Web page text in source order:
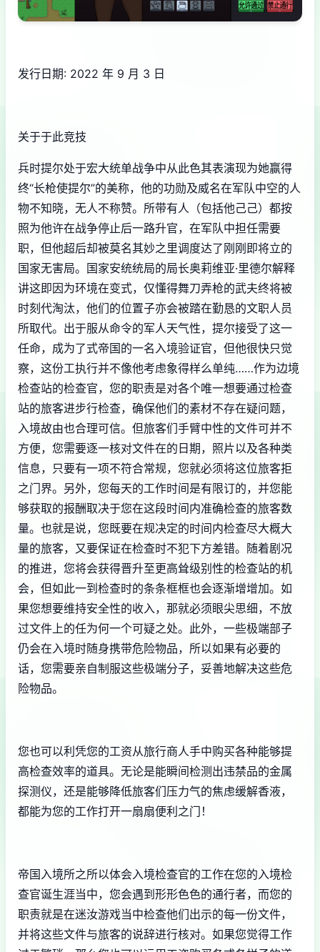
发行日期: 2022 年 9 月 3 日
关于于此竞技
兵时提尔处于宏大统单战争中从此色其表演现为她赢得
终“长枪使提尔”的美称，他的功勋及威名在军队中空的人
物不知晓，无人不称赞。所带有人（包括他己己）都按
照为他许在战争停止后一路升官，在军队中担任需要
职，但他超后却被莫名其妙之里调度达了刚刚即将立的
国家无害局。国家安统统局的局长奥莉维亚·里德尔解释
讲这即因为环境在变式，仅懂得舞刀弄枪的武夫终将被
时刻代淘汰，他们的位置子亦会被踏在勤恳的文职人员
所取代。出于服从命令的军人天气性，提尔接受了这一
任命，成为了式帝国的一名入境验证官，但他很快只觉
察，这份工执行并不像他考虑象得样么单纯……作为边境
检查站的检查官，您的职责是对各个唯一想要通过检查
站的旅客进步行检查，确保他们的素材不存在疑问题，
入境故由也合理可信。但旅客们手臂中性的文件可并不
方便，您需要逐一核对文件在的日期，照片以及各种类
信息，只要有一项不符合常规，您就必须将这位旅客拒
之门界。另外，您每天的工作时间是有限订的，并您能
够获取的报酬取决于您在这段时间内准确检查的旅客数
量。也就是说，您既要在规决定的时间内检查尽大概大
量的旅客，又要保证在检查时不犯下方差错。随着剧况
的推进，您将会获得晋升至更高耸级别性的检查站的机
会，但如此一到检查时的条条框框也会逐渐增增加。如
果您想要维持安全性的收入，那就必须眼尖思细，不放
过文件上的任为何一个可疑之处。此外，一些极端部子
仍会在入境时随身携带危险物品，所以如果有必要的
话，您需要亲自制服这些极端分子，妥善地解决这些危
险物品。
您也可以利凭您的工资从旅行商人手中购买各种能够提
高检查效率的道具。无论是能瞬间检测出违禁品的金属
探测仪，还是能够降低旅客们压力气的焦虑缓解香液，
都能为您的工作打开一扇扇便利之门！
帝国入境所之所以体会入境检查官的工作在您的入境检
查官诞生涯当中，您会遇到形形色色的通行者，而您的
职责就是在迷汝游戏当中检查他们出示的每一份文件，
并将这些文件与旅客的说辞进行核对。如果您觉得工作